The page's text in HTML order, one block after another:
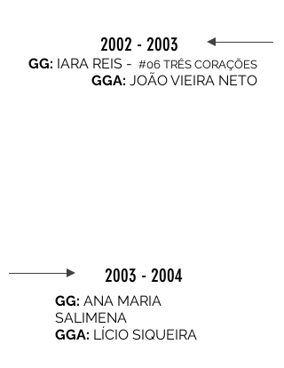
2002 - 2003
GG: IARA REIS - #06 TRÊS CORAÇÕES
GGA: JOÃO VIEIRA NETO
2003 - 2004
GG: ANA MARIA
SALIMENA
GGA: LÍCIO SIQUEIRA